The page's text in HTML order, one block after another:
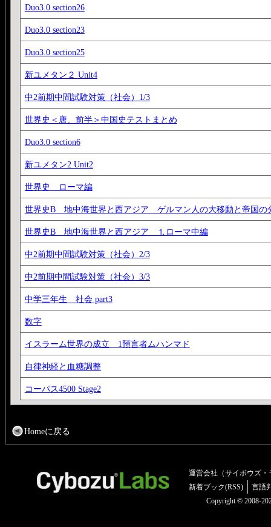
Duo3.0 section26
Duo3.0 section23
Duo3.0 section25
新ユメタン２ Unit4
中2前期中間試験対策（社会）1/3
世界史＜唐、前半＞中国史テストまとめ
Duo3.0 section6
新ユメタン2 Unit2
世界史 ローマ編
世界史B 地中海世界と西アジア ゲルマン人の大移動と帝国の
世界史B 地中海世界と西アジア ⒈ローマ中編
中2前期中間試験対策（社会）2/3
中2前期中間試験対策（社会）3/3
中学三年生 社会 part3
数字
イスラーム世界の成立 1預言者ムハンマド
自律神経と血糖調整
コーパス4500 Stage2
Homeに戻る
運営会社（サイボウズ・
新着ブック(RSS)
言語
Copyright © 2008-